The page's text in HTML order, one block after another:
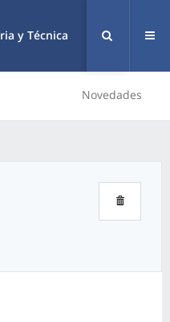
y Técnica
Novedades